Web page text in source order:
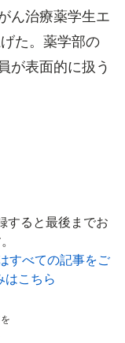
ん治療薬学生エ
た。薬学部の
が表面的に扱う
すると最後までお
すべての記事をご
はこちら